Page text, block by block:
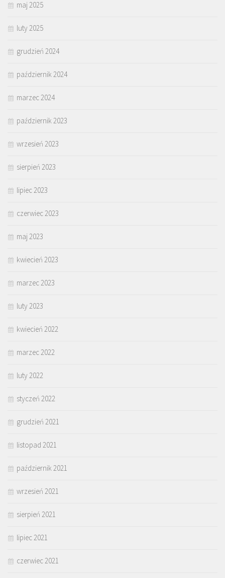
maj 2025
luty 2025
grudzień 2024
październik 2024
marzec 2024
październik 2023
wrzesień 2023
sierpień 2023
lipiec 2023
czerwiec 2023
maj 2023
kwiecień 2023
marzec 2023
luty 2023
kwiecień 2022
marzec 2022
luty 2022
styczeń 2022
grudzień 2021
listopad 2021
październik 2021
wrzesień 2021
sierpień 2021
lipiec 2021
czerwiec 2021